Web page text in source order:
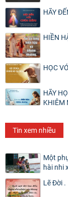
HÃY
HIỀN
HỌC
HÃY
KHIÊM
Tin xem nhiều
Một
hài nhi
Lẽ Đời .